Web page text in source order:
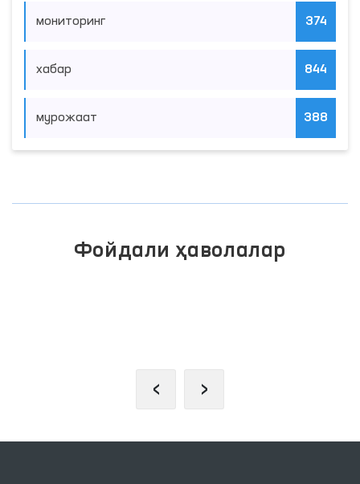
мониторинг 374
хабар 844
мурожаат 388
Фойдали ҳаволалар
‹ ›